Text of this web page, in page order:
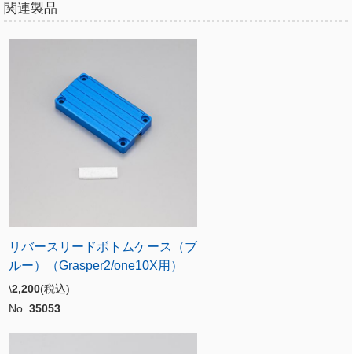
関連製品
リバースリードボトムケース（ブ
ルー）（Grasper2/one10X用）
\2,200(税込)
No. 35053